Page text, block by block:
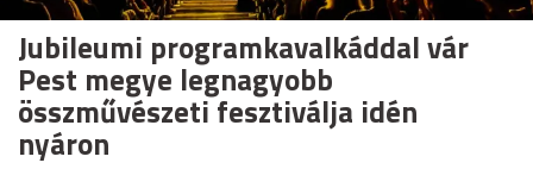
Jubileumi programkavalkáddal vár
Pest megye legnagyobb
összművészeti fesztiválja idén
nyáron